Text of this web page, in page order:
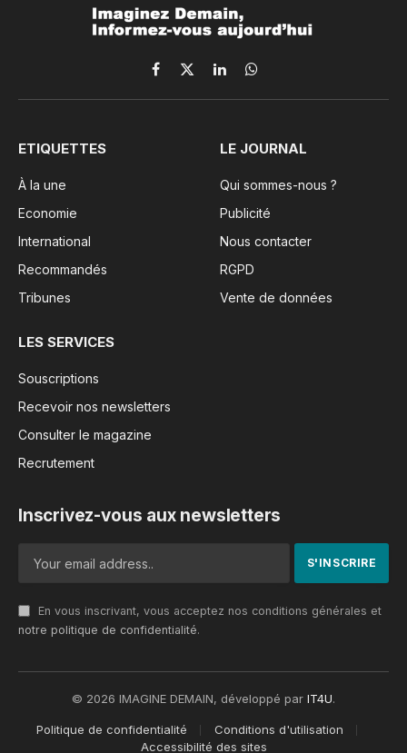
Facebook
X
(Twitter)
LinkedInWhatsApp
ETIQUETTES
À la une
Economie
International
Recommandés
Tribunes
LE JOURNAL
Qui sommes-nous ?
Publicité
Nous contacter
RGPD
Vente de données
LES SERVICES
Souscriptions
Recevoir nos newsletters
Consulter le magazine
Recrutement
Inscrivez-vous aux newsletters
En vous inscrivant, vous acceptez nos conditions générales et
notre politique de confidentialité.
© 2026 IMAGINE DEMAIN, développé par IT4U.
Politique de confidentialité
Conditions d'utilisation
Accessibilité des sites